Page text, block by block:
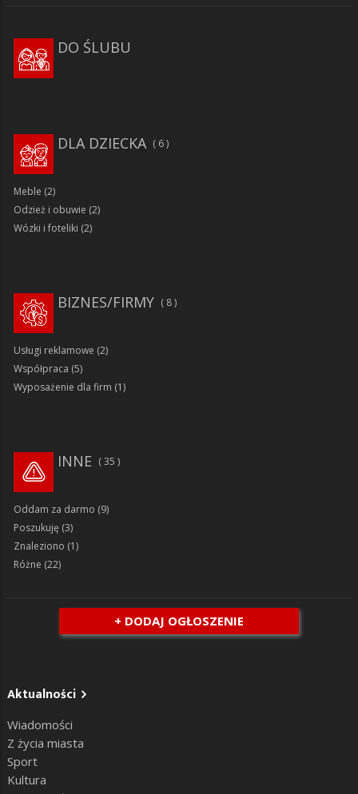
DO ŚLUBU
6
DLA DZIECKA
Meble (2)
Odzież i obuwie (2)
Wózki i foteliki (2)
8
BIZNES/FIRMY
Usługi reklamowe (2)
Współpraca (5)
Wyposażenie dla firm (1)
35
INNE
Oddam za darmo (9)
Poszukuję (3)
Znaleziono (1)
Różne (22)
+ DODAJ OGŁOSZENIE
Aktualności
Wiadomości
Z życia miasta
Sport
Kultura